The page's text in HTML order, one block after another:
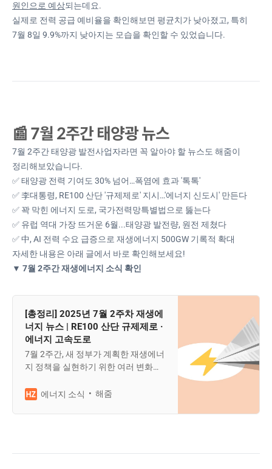
원인으로 예상되는데요.
실제로 전력 공급 예비율을 확인해보면 평균치가 낮아졌고, 특히
7월 8일 9.9%까지 낮아지는 모습을 확인할 수 있었습니다.
📰 7월 2주간 태양광 뉴스
7월 2주간 태양광 발전사업자라면 꼭 알아야 할 뉴스도 해줌이
정리해보았습니다.
✅ 태양광 전력 기여도 30% 넘어…폭염에 효과 '톡톡'
✅ 李대통령, RE100 산단 '규제제로' 지시…'에너지 신도시' 만든다
✅ 꽉 막힌 에너지 도로, 국가전력망특별법으로 뚫는다
✅ 유럽 역대 가장 뜨거운 6월...태양광 발전량, 원전 제쳤다
✅ 中, AI 전력 수요 급증으로 재생에너지 500GW 기록적 확대
자세한 내용은 아래 글에서 바로 확인해보세요!
▼ 7월 2주간 재생에너지 소식 확인
[총정리] 2025년 7월 2주차 재생에
너지 뉴스 | RE100 산단 규제제로 ·
에너지 고속도로
7월 2주간, 새 정부가 계획한 재생에너
지 정책을 실현하기 위한 여러 변화가
업자들이 꼭 알아야 하는 주요 재생에
에너지 소식 해줌